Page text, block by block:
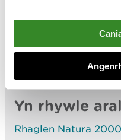
Llynoedd ac
Yn rhywle
Rhaglen Natura